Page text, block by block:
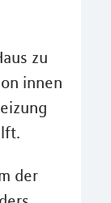
zu
innen
der